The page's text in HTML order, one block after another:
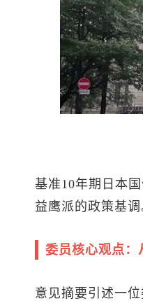
基准10年期日本
益鹰派的政策基调
委员核心观点：
意见摘要引述一